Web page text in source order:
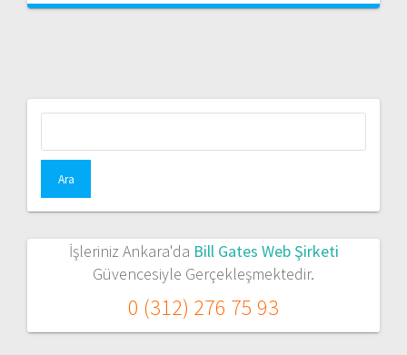
İşleriniz Ankara'da Bill Gates Web Şirketi
Güvencesiyle Gerçekleşmektedir.
0 (312) 276 75 93